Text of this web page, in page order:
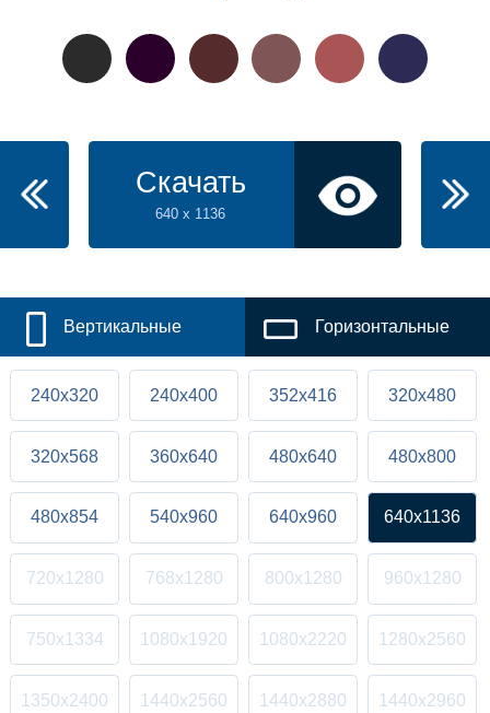
Скачать
640 x 1136
Вертикальные Горизонтальные
240x320 240x400 352x416 320x480
320x568 360x640 480x640 480x800
480x854 540x960 640x960 640x1136
720x1280 768x1280 800x1280 960x1280
750x1334 1080x1920 1080x2220 1280x2560
1350x2400 1440x2560 1440x2880 1440x2960